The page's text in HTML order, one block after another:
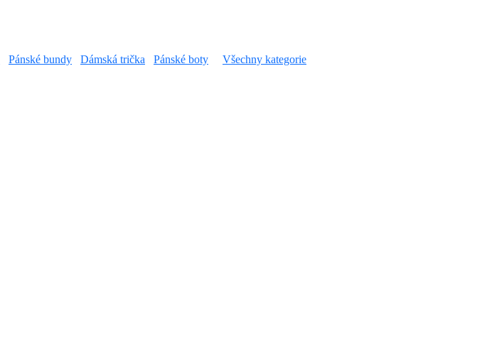
Pánské bundy Dámská trička Pánské boty Všechny kategorie